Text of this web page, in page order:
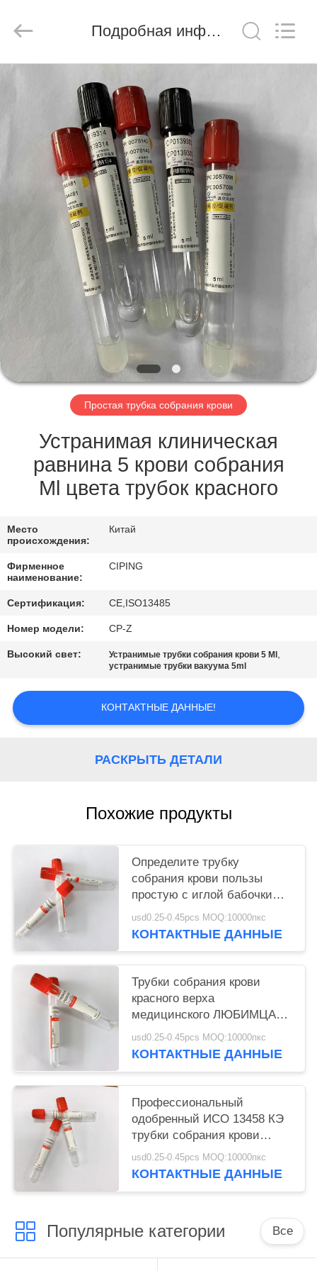
ДОМ
ПРОДУКТЫ
НАС
ПУТЕШЕСТВИЕ
ФАБРИКИ
ПРОВЕРКА
КАЧЕСТВА
СВЯЖИТЕСЬ
МЫ
СПРОСИТЕ
ЦИТАТУ
САЙТА
PRIVACY
POLICY
Co.,
Reserved.
Подробная информация о продукте
Простая трубка собрания крови
Устранимая клиническая
равнина 5 крови собрания
Ml цвета трубок красного
Место
происхождения:
Китай
Фирменное
наименование:
CIPING
Сертификация: CE,ISO13485
Номер модели: CP-Z
Высокий свет: Устранимые трубки собрания крови 5 Ml ,
устранимые трубки вакуума 5ml
КОНТАКТНЫЕ ДАННЫЕ!
РАСКРЫТЬ ДЕТАЛИ
Похожие продукты
Определите трубку
собрания крови пользы
простую с иглой бабочки
собрания крови
usd0.25-0.45pcs MOQ:10000пкс
КОНТАКТНЫЕ ДАННЫЕ
Трубки собрания крови
красного верха
медицинского ЛЮБИМЦА
стеклянные отсутствие
добавки 1МЛ-10МЛ
usd0.25-0.45pcs MOQ:10000пкс
КОНТАКТНЫЕ ДАННЫЕ
Профессиональный
одобренный ИСО 13458 КЭ
трубки собрания крови
равнины вакуума
usd0.25-0.45pcs MOQ:10000пкс
КОНТАКТНЫЕ ДАННЫЕ
Популярные категории Все